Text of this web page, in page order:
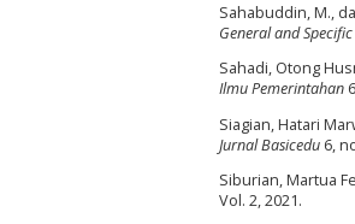
Sahabuddin, M.,
General and
Sahadi, Otong
Ilmu Pemerintahan
Siagian, Hatari
Jurnal Basicedu 6,
Siburian, Martua
Vol. 2, 2021.